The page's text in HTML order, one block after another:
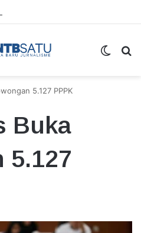
5.127 PPPK
Buka
5.127